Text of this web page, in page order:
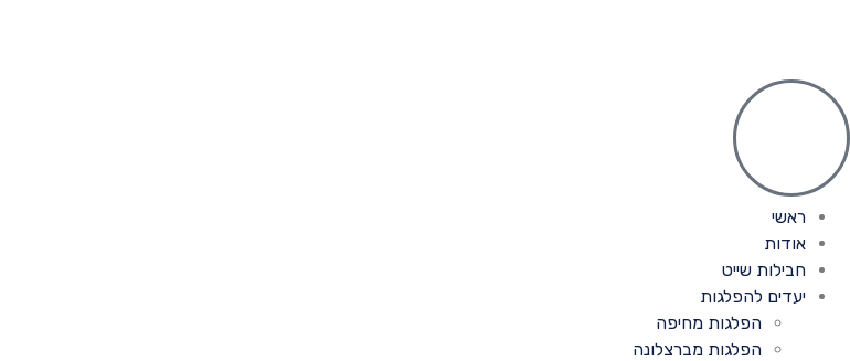
ראשי
אודות
חבילות שייט
יעדים להפלגות
הפלגות מחיפה
הפלגות מברצלונה